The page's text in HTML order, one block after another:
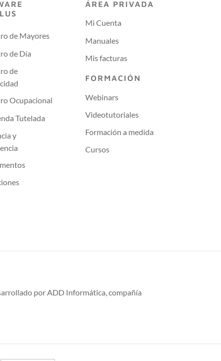
de Mayores
de Día
de
Ocupacional
Tutelada
y
ÁREA PRIVADA
Mi Cuenta
Manuales
Mis facturas
FORMACIÓN
Webinars
Videotutoriales
Formación a medida
Cursos
por ADD Informática, compañía